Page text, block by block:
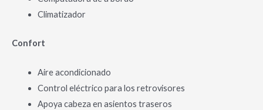
Climatizador
Confort
Aire acondicionado
Control eléctrico para los retrovisores
Apoya cabeza en asientos traseros